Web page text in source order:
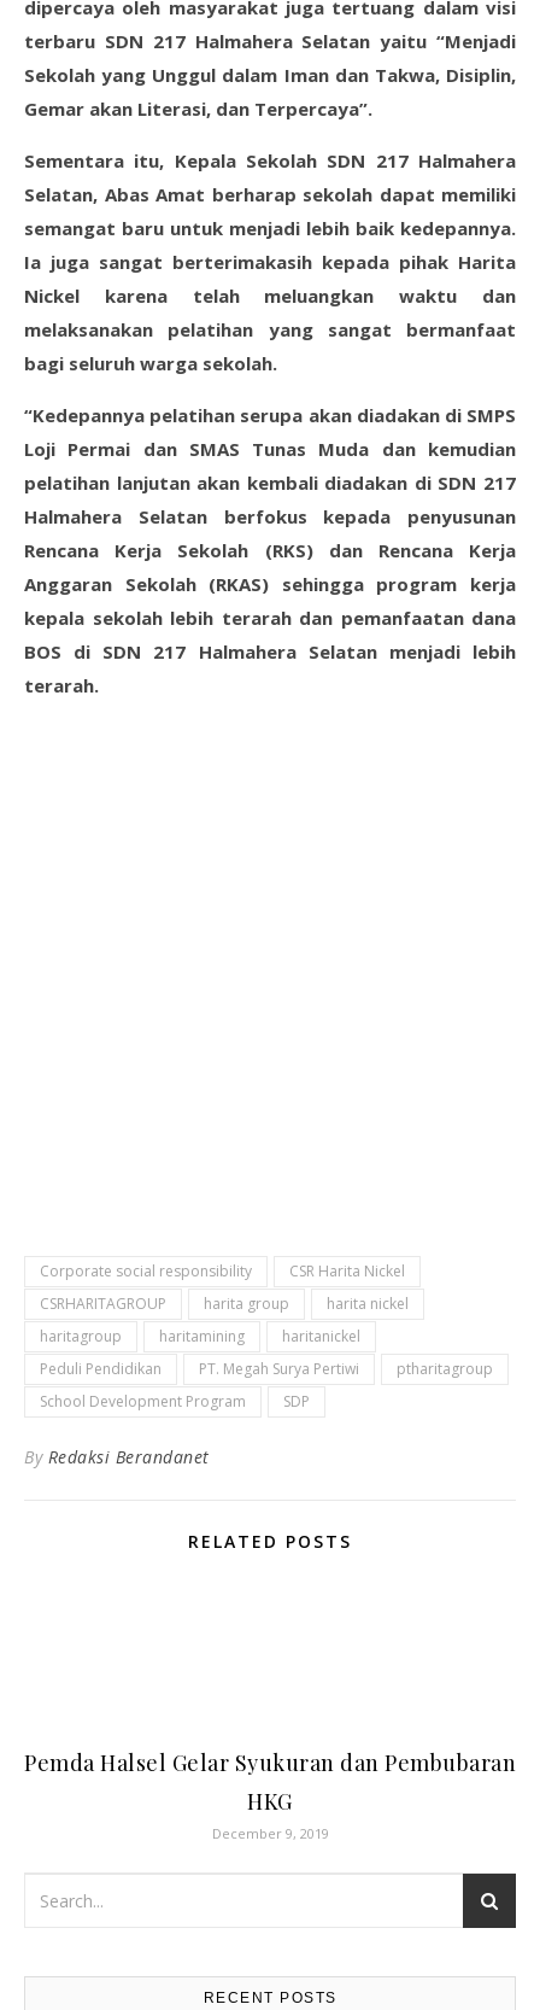
dipercaya oleh masyarakat juga tertuang dalam visi
terbaru SDN 217 Halmahera Selatan yaitu “Menjadi
Sekolah yang Unggul dalam Iman dan Takwa, Disiplin,
Gemar akan Literasi, dan Terpercaya”.
Sementara itu, Kepala Sekolah SDN 217 Halmahera
Selatan, Abas Amat berharap sekolah dapat memiliki
semangat baru untuk menjadi lebih baik kedepannya.
Ia juga sangat berterimakasih kepada pihak Harita
Nickel karena telah meluangkan waktu dan
melaksanakan pelatihan yang sangat bermanfaat
bagi seluruh warga sekolah.
“Kedepannya pelatihan serupa akan diadakan di SMPS
Loji Permai dan SMAS Tunas Muda dan kemudian
pelatihan lanjutan akan kembali diadakan di SDN 217
Halmahera Selatan berfokus kepada penyusunan
Rencana Kerja Sekolah (RKS) dan Rencana Kerja
Anggaran Sekolah (RKAS) sehingga program kerja
kepala sekolah lebih terarah dan pemanfaatan dana
BOS di SDN 217 Halmahera Selatan menjadi lebih
terarah.
Corporate social responsibility
CSR Harita Nickel
CSRHARITAGROUP
harita group
harita nickel
haritagroup
haritamining
haritanickel
Peduli Pendidikan
PT. Megah Surya Pertiwi
ptharitagroup
School Development Program
SDP
By Redaksi Berandanet
RELATED POSTS
Pemda Halsel Gelar Syukuran dan Pembubaran
HKG
December 9, 2019
RECENT POSTS